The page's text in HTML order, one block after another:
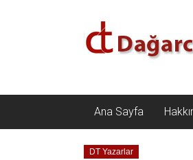
Dağarcık
Türkiye
Türkiye
Cumhuriyeti…
Ana Sayfa
DT Yazarlar